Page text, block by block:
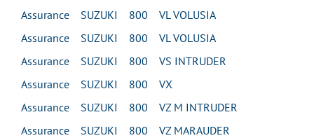
Assurance SUZUKI 800 VL VOLUSIA
Assurance SUZUKI 800 VL VOLUSIA
Assurance SUZUKI 800 VS INTRUDER
Assurance SUZUKI 800 VX
Assurance SUZUKI 800 VZ M INTRUDER
Assurance SUZUKI 800 VZ MARAUDER